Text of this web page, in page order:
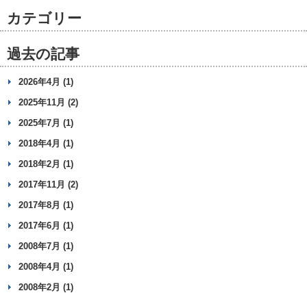
カテゴリー
過去の記事
2026年4月 (1)
2025年11月 (2)
2025年7月 (1)
2018年4月 (1)
2018年2月 (1)
2017年11月 (2)
2017年8月 (1)
2017年6月 (1)
2008年7月 (1)
2008年4月 (1)
2008年2月 (1)